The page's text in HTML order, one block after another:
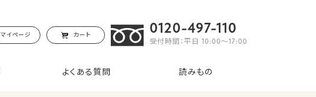
マイページ カート 0120-497-110
受付時間：平日 10:00〜17:00
よくある質問 読みもの